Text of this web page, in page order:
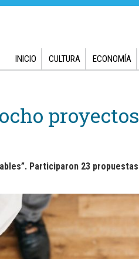
INICIO CULTURA ECONOMÍA
proyectos
Participaron 23 propuestas